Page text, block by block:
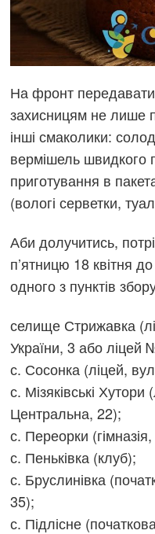
На фронт
захисницям не лише
інші смаколики:
вермішель швидкого
приготування в
(вологі серветки,
Аби долучитись,
п’ятницю 18 квітня
одного з пунктів
селище Стрижавка
України, 3 або ліцей
с. Сосонка (ліцей,
с. Мізяківські
Центральна, 22);
с. Переорки
с. Пеньківка (клуб);
с. Бруслинівка
35);
с. Підлісне